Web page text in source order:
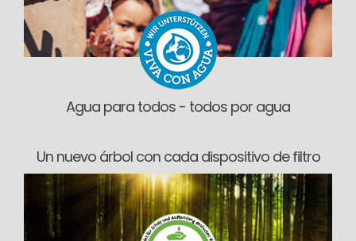
Agua para todos - todos por agua
Un nuevo árbol con cada dispositivo de filtro